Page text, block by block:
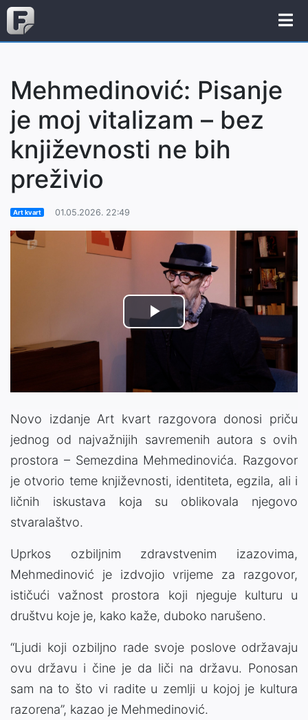
Mehmedinović: Pisanje
je moj vitalizam – bez
književnosti ne bih
preživio
Art kvart 01.05.2026. 22:49
Play
Novo izdanje Art kvart razgovora donosi priču
jednog od najvažnijih savremenih autora s ovih
prostora – Semezdina Mehmedinovića. Razgovor
je otvorio teme književnosti, identiteta, egzila, ali i
ličnih iskustava koja su oblikovala njegovo
stvaralaštvo.
Uprkos ozbiljnim zdravstvenim izazovima,
Mehmedinović je izdvojio vrijeme za razgovor,
ističući važnost prostora koji njeguje kulturu u
društvu koje je, kako kaže, duboko narušeno.
“Ljudi koji ozbiljno rade svoje poslove održavaju
ovu državu i čine je da liči na državu. Ponosan
sam na to što vi radite u zemlji u kojoj je kultura
razorena”, kazao je Mehmedinović.